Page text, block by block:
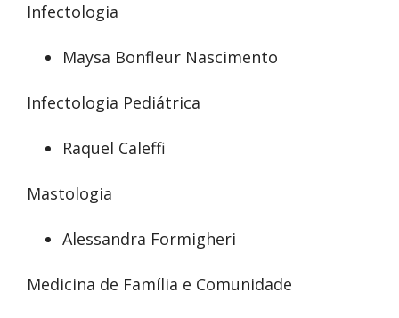
Infectologia
Maysa Bonfleur Nascimento
Infectologia Pediátrica
Raquel Caleffi
Mastologia
Alessandra Formigheri
Medicina de Família e Comunidade